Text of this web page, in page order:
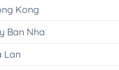
Kong
Ban Nha
Lan